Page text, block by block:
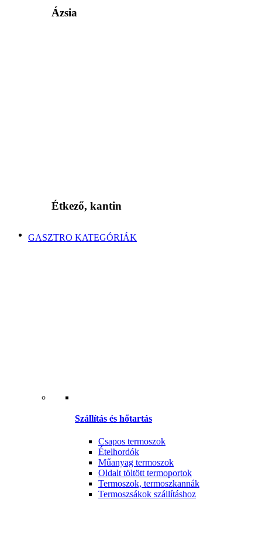
Ázsia
Étkező, kantin
GASZTRO KATEGÓRIÁK
Szállítás és hőtartás
Csapos termoszok
Ételhordók
Műanyag termoszok
Oldalt töltött termoportok
Termoszok, termoszkannák
Termoszsákok szállításhoz